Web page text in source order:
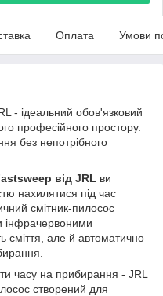
Оплата Умови
- ідеальний обов'язковий
професійного простору.
без непотрібного
від JRL ви
нахилятися під час
смітник-пилосос
інфрачервоними
сміття, але й автоматично
часу на прибирання - JRL
створений для